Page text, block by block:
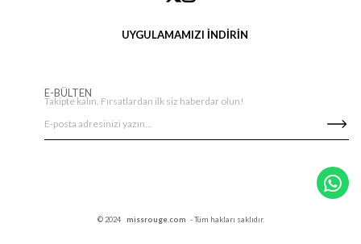
UYGULAMAMIZI İNDİRİN
E-BÜLTEN
Takipte kalın. Fırsatlardan ilk siz haberdar olun!
© 2024 missrouge.com - Tüm hakları saklıdır.